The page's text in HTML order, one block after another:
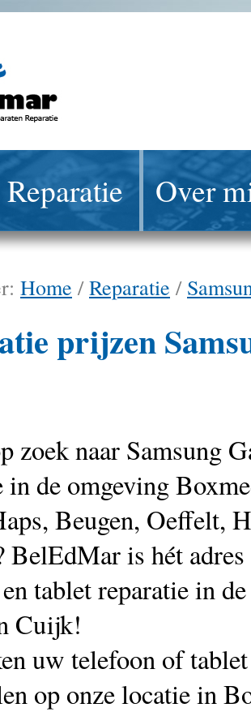
Reparatie Over
Home /Reparatie /
prijzen
zoek naar Samsung
in de omgeving
Beugen, Oeffelt,
BelEdMar is hét
tablet reparatie in
Cuijk!
uw telefoon of
op onze locatie in